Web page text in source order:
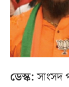
ডেস্ক:সাংসদ